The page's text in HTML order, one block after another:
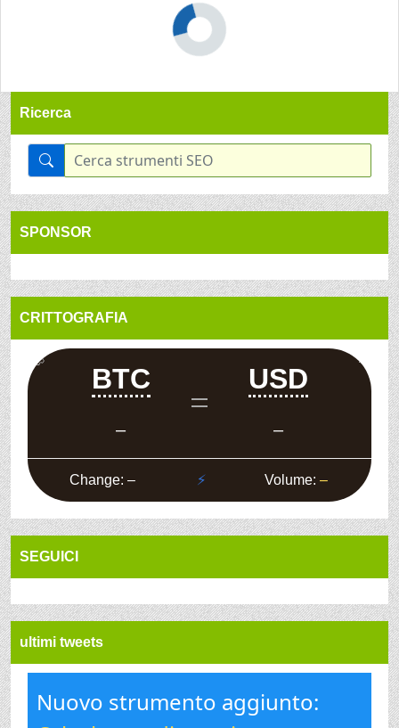
Ricerca
SPONSOR
CRITTOGRAFIA
SEGUICI
ultimi tweets
Nuovo strumento aggiunto: